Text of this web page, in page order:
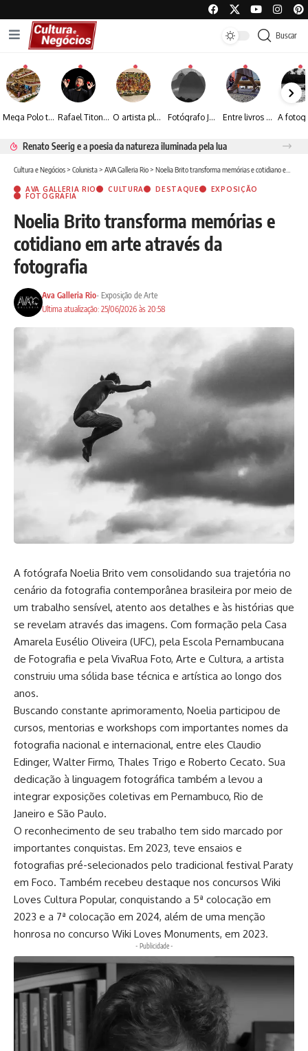
Buscar
Mega Polo transforma lançamento de coleção em plataforma nacional de negócios e projeta crescimento de mais de 15% Rafael Titonelly leva magia e acolhimento a crianças em tratamento oncológico em Juiz de Fora O artista plástico Jorge Luiz transforma sustentabilidade e criatividade em arte contemporânea Fotógrafo José Roberto apresenta um olhar sensível sobre arquitetura, formas e luz na fotografia Entre livros e fotografia autoral, Sebastião Reis consolida uma trajetória marcada pelo olhar artístico
Renato Seerig e a poesia da natureza iluminada pela lua
Cultura e Negócios> Colunista> AVA Galleria Rio> Noelia Brito transforma memórias e cotidiano em arte através da fotografia
AVA GALLERIA RIO CULTURA DESTAQUE
EXPOSIÇÃO
FOTOGRAFIA
Noelia Brito transforma memórias e
cotidiano em arte através da
fotografia
Ultima atualização: 25/06/2026 às 20:58
Ava Galleria Rio- Exposição de Arte
A fotógrafa Noelia Brito vem consolidando sua trajetória no
cenário da fotografia contemporânea brasileira por meio de
um trabalho sensível, atento aos detalhes e às histórias que
se revelam através das imagens. Com formação pela Casa
Amarela Eusélio Oliveira (UFC), pela Escola Pernambucana
de Fotografia e pela VivaRua Foto, Arte e Cultura, a artista
construiu uma sólida base técnica e artística ao longo dos
anos.
Buscando constante aprimoramento, Noelia participou de
cursos, mentorias e workshops com importantes nomes da
fotografia nacional e internacional, entre eles Claudio
Edinger, Walter Firmo, Thales Trigo e Roberto Cecato. Sua
dedicação à linguagem fotográfica também a levou a
integrar exposições coletivas em Pernambuco, Rio de
Janeiro e São Paulo.
O reconhecimento de seu trabalho tem sido marcado por
importantes conquistas. Em 2023, teve ensaios e
fotografias pré-selecionados pelo tradicional festival Paraty
em Foco. Também recebeu destaque nos concursos Wiki
Loves Cultura Popular, conquistando a 5ª colocação em
2023 e a 7ª colocação em 2024, além de uma menção
honrosa no concurso Wiki Loves Monuments, em 2023.
- Publicidade -